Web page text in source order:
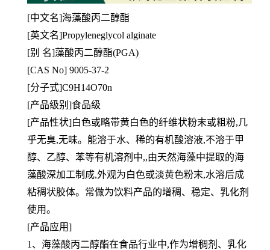
[中文名]海藻酸丙二醇酯
[英文名]Propyleneglycol alginate
[别 名]藻酸丙二醇酯(PGA)
[CAS No] 9005-37-2
[分子式]C9H14O70n
[产品级别]食品级
[产品性状]白色或略带黄白色的纤维状粉末或粗粉,几
乎无臭,无味。能溶于水、稀的有机酸溶液,不溶于甲
醇、乙醇、苯等有机溶剂中,,由天然海藻中提取的海
藻酸深加工制成,外观为白色或淡黄色粉末,水溶后成
粘稠状胶体。常做为饮料产品的增稠、稳定、乳化剂
使用。
[产品应用]
1、海藻酸丙二醇酯在食品行业中,作为增稠剂、乳化